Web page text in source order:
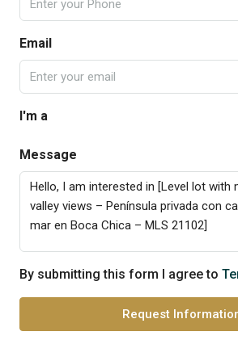
Email
I'm a
Message
By submitting this form I agree to
Request